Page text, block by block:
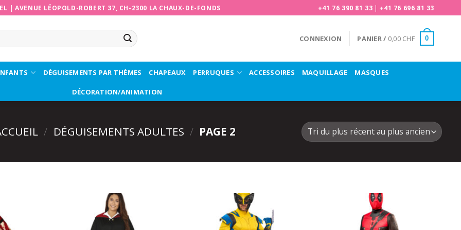
|AVENUE LÉOPOLD-ROBERT 37, CH-2300 LA CHAUX-DE-FONDS +41 76 390 81 33 | +41 76 696 81 33
CONNEXION PANIER / 0,00 CHF 0
DÉGUISEMENTS PAR THÈMES CHAPEAUX PERRUQUES ACCESSOIRES MAQUILLAGE MASQUES
DÉCORATION/ANIMATION
/ DÉGUISEMENTS ADULTES / PAGE 2